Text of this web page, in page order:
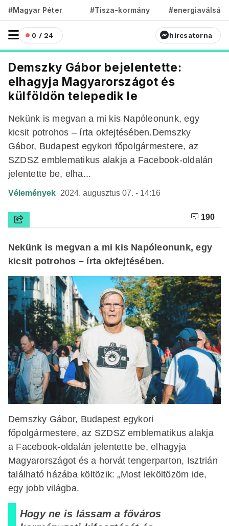
#Magyar Péter #Tisza-kormány #energiaválság
0 / 24 hírcsatorna
Demszky Gábor bejelentette:
elhagyja Magyarországot és
külföldön telepedik le
Nekünk is megvan a mi kis Napóleonunk, egy
kicsit potrohos – írta okfejtésében.Demszky
Gábor, Budapest egykori főpolgármestere, az
SZDSZ emblematikus alakja a Facebook-oldalán
jelentette be, elha...
Vélemények 2024. augusztus 07. - 14:16
190
Nekünk is megvan a mi kis Napóleonunk, egy
kicsit potrohos – írta okfejtésében.
Demszky Gábor, Budapest egykori
főpolgármestere, az SZDSZ emblematikus alakja
a Facebook-oldalán jelentette be, elhagyja
Magyarországot és a horvát tengerparton, Isztrián
található házába költözik: „Most leköltözöm ide,
egy jobb világba.
Hogy ne is lássam a főváros